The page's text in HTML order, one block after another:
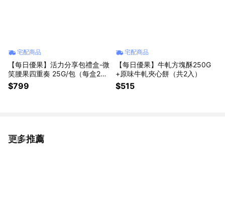
宅配商品
【每日優果】活力分享包禮盒-微
笑腰果四重奏 25G/包（每盒20
包）-2組合任選
$799
宅配商品
【每日優果】牛軋方塊酥250G
+原味牛軋夾心餅（共2入）
$515
更多推薦
看更多